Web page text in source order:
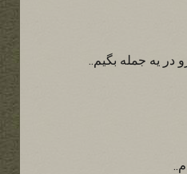
در یه جمله بگیم..